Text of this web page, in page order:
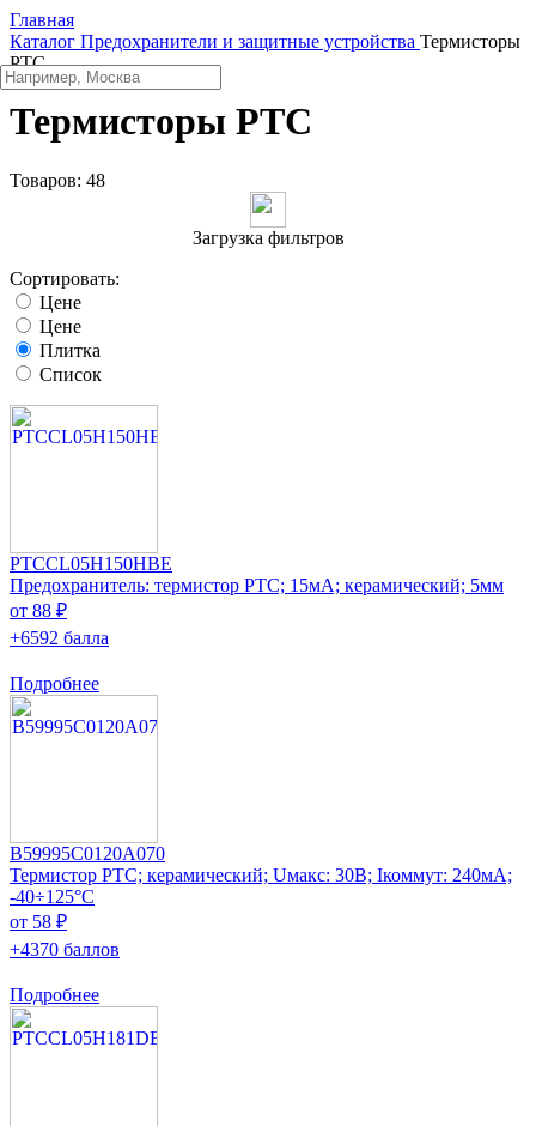
Главная
Каталог Предохранители и защитные устройства Термисторы
PTC
Термисторы PTC
Товаров: 48
Загрузка фильтров
Сортировать:
Цене
Цене
Плитка
Список
PTCCL05H150HBE
Предохранитель: термистор РТС; 15мА; керамический; 5мм
от 88 ₽
+6592 балла
Подробнее
B59995C0120A070
Термистор PTC; керамический; Uмакс: 30В; Iкоммут: 240мА;
-40÷125°C
от 58 ₽
+4370 баллов
Подробнее